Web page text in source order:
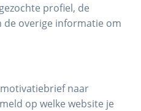
profiel, de
overige informatie om
naar
op welke website je